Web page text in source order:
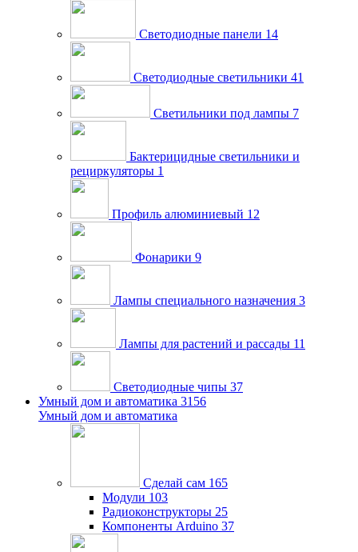
Светодиодные панели 14
Светодиодные светильники 41
Светильники под лампы 7
Бактерицидные светильники и
рециркуляторы 1
Профиль алюминиевый 12
Фонарики 9
Лампы специального назначения 3
Лампы для растений и рассады 11
Светодиодные чипы 37
Умный дом и автоматика 3156
Умный дом и автоматика
Сделай сам 165
Модули 103
Радиоконструкторы 25
Компоненты Arduino 37